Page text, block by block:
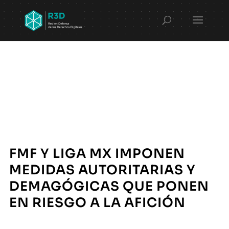
FMF Y LIGA MX IMPONEN
MEDIDAS AUTORITARIAS Y
DEMAGÓGICAS QUE PONEN
EN RIESGO A LA AFICIÓN